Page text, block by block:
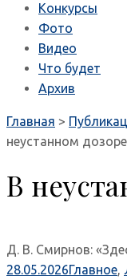
Конкурсы
Фото
Видео
Что будет
Архив
Главная >
неустанном дозоре
В
Д. В. Смирнов:
28.05.2026Главное,